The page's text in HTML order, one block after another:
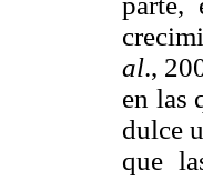
al.,
en las
dulce
que